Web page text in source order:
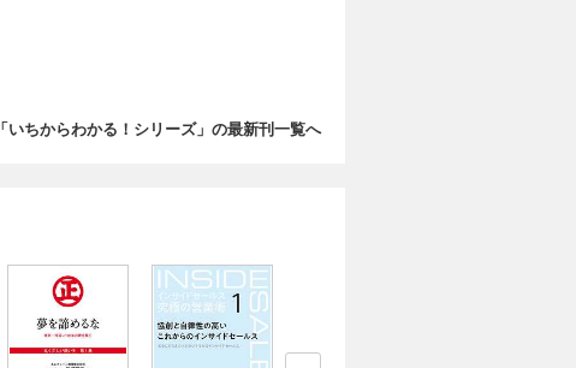
「いちからわかる！シリーズ」の最新刊一覧へ